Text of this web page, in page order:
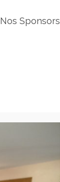
Nos Sponsors